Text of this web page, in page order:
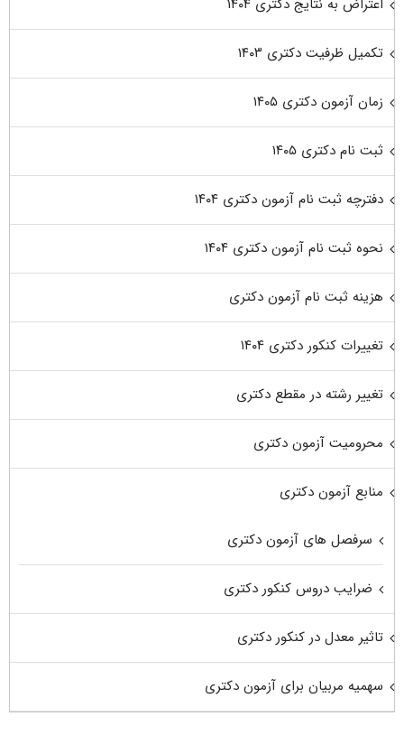
اعتراض به نتایج دکتری ۱۴۰۴
تکمیل ظرفیت دکتری ۱۴۰۳
زمان آزمون دکتری ۱۴۰۵
ثبت نام دکتری ۱۴۰۵
دفترچه ثبت نام آزمون دکتری ۱۴۰۴
نحوه ثبت نام آزمون دکتری ۱۴۰۴
هزینه ثبت نام آزمون دکتری
تغییرات کنکور دکتری ۱۴۰۴
تغییر رشته در مقطع دکتری
محرومیت آزمون دکتری
منابع آزمون دکتری
سرفصل های آزمون دکتری
ضرایب دروس کنکور دکتری
تاثیر معدل در کنکور دکتری
سهمیه مربیان برای آزمون دکتری